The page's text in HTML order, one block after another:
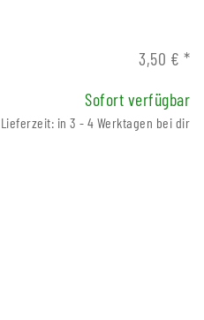
3,50 € *
Sofort verfügbar
Lieferzeit: in 3 - 4 Werktagen bei dir